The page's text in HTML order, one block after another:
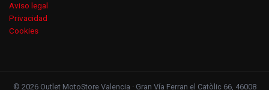
Aviso legal
Privacidad
Cookies
© 2026 Outlet MotoStore Valencia · Gran Vía Ferran el Catòlic 66, 46008